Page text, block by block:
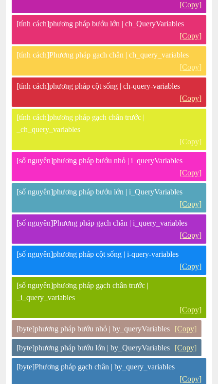
[Copy]
[tính cách]phương pháp bướu lớn | ch_QueryVariables
[Copy]
[tính cách]Phương pháp gạch chân | ch_query_variables
[Copy]
[tính cách]phương pháp cột sống | ch-query-variables
[Copy]
[tính cách]phương pháp gạch chân trước |
_ch_query_variables
[Copy]
[số nguyên]phương pháp bướu nhỏ | i_queryVariables
[Copy]
[số nguyên]phương pháp bướu lớn | i_QueryVariables
[Copy]
[số nguyên]Phương pháp gạch chân | i_query_variables
[Copy]
[số nguyên]phương pháp cột sống | i-query-variables
[Copy]
[số nguyên]phương pháp gạch chân trước |
_i_query_variables
[Copy]
[byte]phương pháp bướu nhỏ | by_queryVariables [Copy]
[byte]phương pháp bướu lớn | by_QueryVariables [Copy]
[byte]Phương pháp gạch chân | by_query_variables
[Copy]